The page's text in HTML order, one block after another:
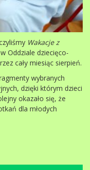
Wakacje z
Oddziale dziecięco-
cały miesiąc sierpień.
wybranych
dzięki którym dzieci
okazało się, że
dla młodych